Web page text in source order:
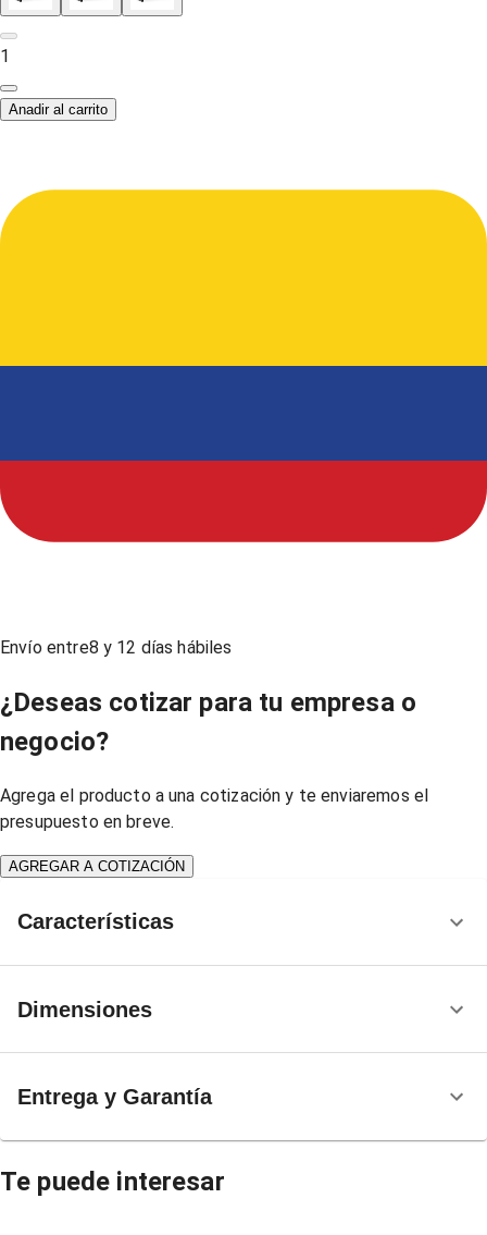
1
Anadir al carrito
Envío entre8 y 12 días hábiles
¿Deseas cotizar para tu empresa o
negocio?
Agrega el producto a una cotización y te enviaremos el
presupuesto en breve.
AGREGAR A COTIZACIÓN
Características
Dimensiones
Entrega y Garantía
Te puede interesar